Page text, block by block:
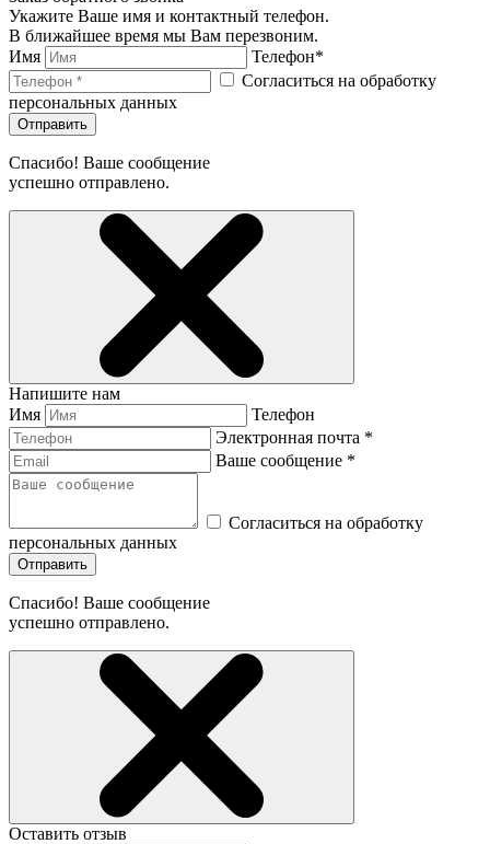
Укажите Ваше имя и контактный телефон.
В ближайшее время мы Вам перезвоним.
Имя
Телефон*
Согласиться на обработку
персональных данных
Отправить
Спасибо! Ваше сообщение
успешно отправлено.
Напишите нам
Имя
Телефон
Электронная почта *
Ваше сообщение *
Согласиться на обработку
персональных данных
Отправить
Спасибо! Ваше сообщение
успешно отправлено.
Оставить отзыв